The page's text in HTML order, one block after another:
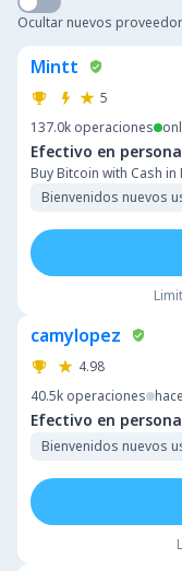
Ocultar nuevos
Mintt
5
137.0k operaciones
Efectivo en persona
Buy Bitcoin with Cash in
Bienvenidos nuevos
camylopez
4.98
40.5k operaciones
Efectivo en persona
Bienvenidos nuevos